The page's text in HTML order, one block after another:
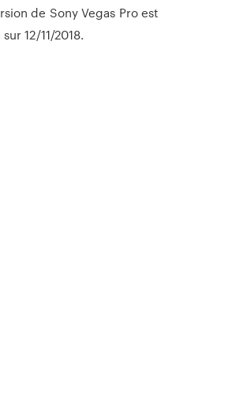
de Sony Vegas Pro est
12/11/2018.